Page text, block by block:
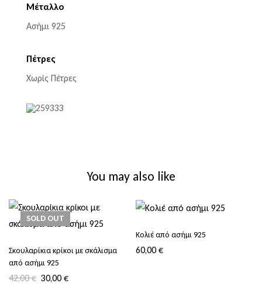
Μέταλλο
Ασήμι 925
Πέτρες
Χωρίς Πέτρες
You may also like
SOLD OUT
Σκουλαρίκια κρίκοι με σκάλισμα
από ασήμι 925
42,00€ 30,00€
Κολιέ από ασήμι 925
60,00€